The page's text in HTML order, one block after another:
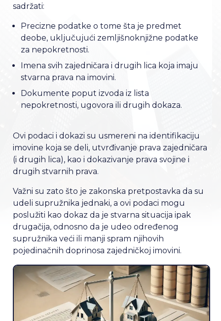
sadržati:
Precizne podatke o tome šta je predmet
deobe, uključujući zemljišnoknjižne podatke
za nepokretnosti.
Imena svih zajedničara i drugih lica koja imaju
stvarna prava na imovini.
Dokumente poput izvoda iz lista
nepokretnosti, ugovora ili drugih dokaza.
Ovi podaci i dokazi su usmereni na identifikaciju
imovine koja se deli, utvrđivanje prava zajedničara
(i drugih lica), kao i dokazivanje prava svojine i
drugih stvarnih prava.
Važni su zato što je zakonska pretpostavka da su
udeli supružnika jednaki, a ovi podaci mogu
poslužiti kao dokaz da je stvarna situacija ipak
drugačija, odnosno da je udeo određenog
supružnika veći ili manji spram njihovih
pojedinačnih doprinosa zajedničkoj imovini.